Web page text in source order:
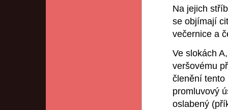
Na jejich
se objímají
večernice a
Ve slokách
veršovému
členění tento
promluvový
oslabený